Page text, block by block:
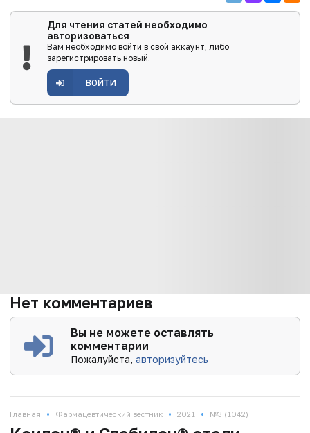
Для чтения статей необходимо
авторизоваться
Вам необходимо войти в свой аккаунт, либо
зарегистрировать новый.
ВОЙТИ
Нет комментариев
Вы не можете оставлять
комментарии
Пожалуйста,авторизуйтесь
Главная • Фармацевтический вестник • 2021 • №3 (1042)